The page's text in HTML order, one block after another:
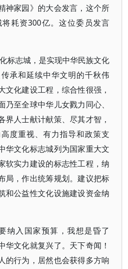
神家园》的大会发言，这个所
耗资300亿。这位委员发言
标志城，是实现中华民族文化
承和延续中华文明的千秋伟
文化建设工程，综合性很强，
至全球中华儿女戮力同心、
界人士献计献策、尽其才智，
度重视、有力指导和政策支
华文化标志城列为国家重大文
软实力建设的标志性工程，纳
局，作出统筹规划。建议把标
和公益性文化设施建设资金纳
纳入国家预算，我想是昏了
华文化就复兴了。天下奇闻！
的行为，居然也会获得多方响